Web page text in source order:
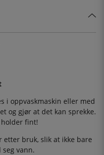
i oppvaskmaskin eller med
og gjør at det kan sprekke.
holder fint!
etter bruk, slik at ikke bare
vann.